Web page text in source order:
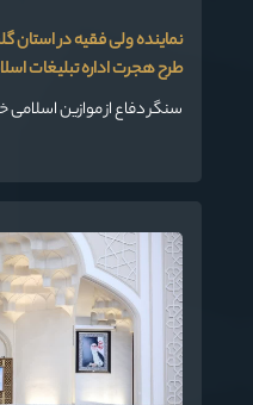
نماینده ولی فقیه در استان
طرح هجرت اداره تبلیغات
سنگر دفاع از موازین اسلامی خواه و ناخواه ترکش